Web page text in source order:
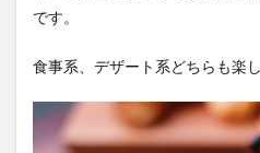
です。
食事系、デザート系どちらも楽